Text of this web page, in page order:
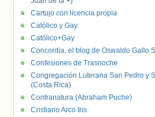
Cartujo con licencia propia
Católico y Gay
Católico+Gay
Concordia, el blog de Oswaldo Gallo
Confesiones de Trasnoche
Congregación Luterana San Pedro y
(Costa Rica)
Contranatura (Abraham Puche)
Cristiano Arco Iris